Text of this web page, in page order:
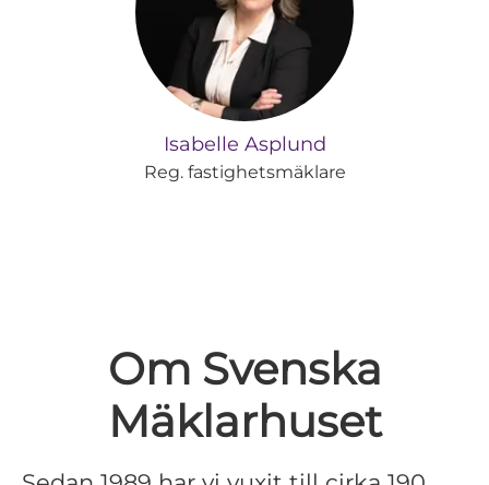
Isabelle Asplund
Reg. fastighetsmäklare
Om Svenska
Mäklarhuset